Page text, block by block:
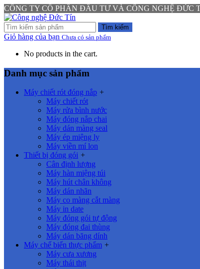
CÔNG TY CỔ PHẦN ĐẦU TƯ VÀ CÔNG NGHỆ ĐỨC
Tìm kiếm
Giỏ hàng của bạn Chưa có sản phẩm
No products in the cart.
Danh mục sản phẩm
Máy chiết rót đóng nắp +
Máy chiết rót
Máy rửa bình nước
Máy đóng nắp chai
Máy dán màng seal
Máy ép miệng ly
Máy viền mí lon
Thiết bị đóng gói +
Cân định lượng
Máy hàn miệng túi
Máy hút chân không
Máy dán nhãn
Máy co màng cắt màng
Máy in date
Máy đóng gói tự động
Máy đóng đai thùng
Máy dán băng dính
Máy chế biến thực phẩm +
Máy cưa xương
Máy thái thịt